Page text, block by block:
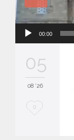
00:00
05
08 '26
M
0